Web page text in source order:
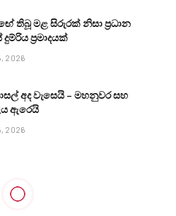
තිබූ මළ සිරුරක් නිසා ප්‍රධාන
ප්‍රමාදයක්
2026
අද වැසෙයි – මහනුවර සහ
ඇරෙයි
2026